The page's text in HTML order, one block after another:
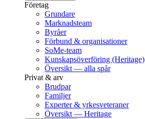
Företag
Grundare
Marknadsteam
Byråer
Förbund & organisationer
SoMe-team
Kunskapsöverföring (Heritage)
Översikt — alla spår
Privat & arv
Brudpar
Familjer
Experter & yrkesveteraner
Översikt — Heritage